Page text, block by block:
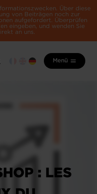
Über diese
von Beiträgen noch zur
aufgefordert. Überprüfen
eingeben, und wenden Sie
an uns.
Menü
: LES